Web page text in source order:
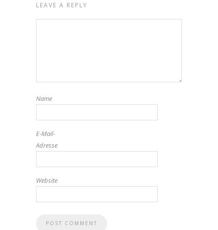
LEAVE A REPLY
Name
E-Mail-
Adresse
Website